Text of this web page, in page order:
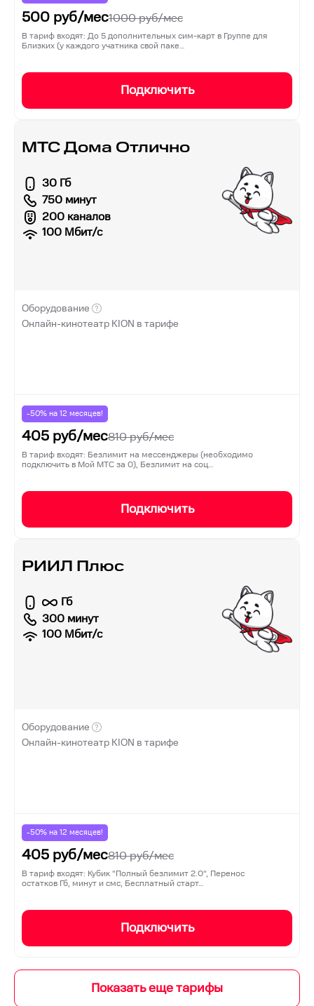
500 руб/мес1000руб/мес
В тариф входят: До 5 дополнительных сим-карт в Группе для
Близких (у каждого учатника свой паке…
Подключить
МТС Дома Отлично
30 Гб
750 минут
200 каналов
100 Мбит/с
Оборудование
Онлайн-кинотеатр KION в тарифе
-50% на 12 месяцев!
405 руб/мес810руб/мес
В тариф входят: Безлимит на мессенджеры (необходимо
подключить в Мой МТС за 0), Безлимит на соц…
Подключить
РИИЛ Плюс
Гб
300 минут
100 Мбит/с
Оборудование
Онлайн-кинотеатр KION в тарифе
-50% на 12 месяцев!
405 руб/мес810руб/мес
В тариф входят: Кубик "Полный безлимит 2.0", Перенос
остатков Гб, минут и смс, Бесплатный старт…
Подключить